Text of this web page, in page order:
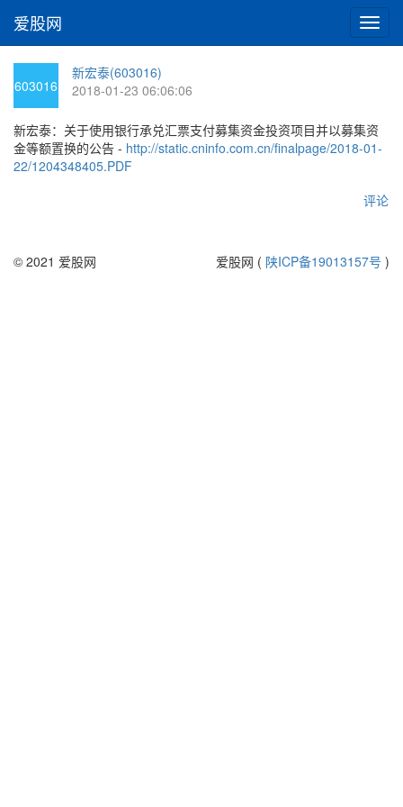
切
换
爱股网
603016
新宏泰(603016)
2018-01-23 06:06:06
新宏泰：关于使用银行承兑汇票支付募集资金投资项目并以募集资
金等额置换的公告 - http://static.cninfo.com.cn/finalpage/2018-01-
22/1204348405.PDF
评论
© 2021 爱股网 爱股网 ( 陕ICP备19013157号 )